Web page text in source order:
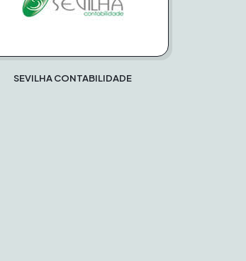
SEVILHA CONTABILIDADE